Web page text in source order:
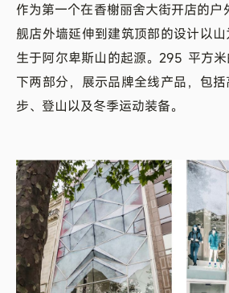
作为第一个在香榭丽舍大街开店的
舰店外墙延伸到建筑顶部的设计以
生于阿尔卑斯山的起源。295 平方
下两部分，展示品牌全线产品，包
步、登山以及冬季运动装备。